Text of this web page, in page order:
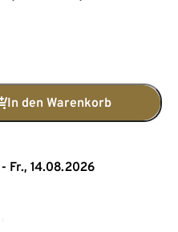
In den Warenkorb
Fr., 14.08.2026